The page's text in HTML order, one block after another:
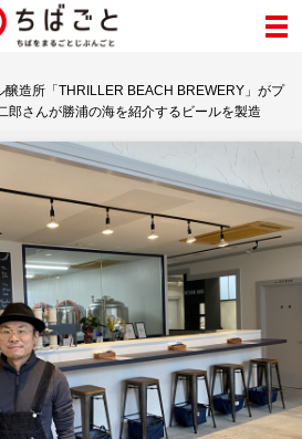
醸造所「THRILLER BEACH BREWERY」がプ
郎さんが勝浦の海を紹介するビールを製造